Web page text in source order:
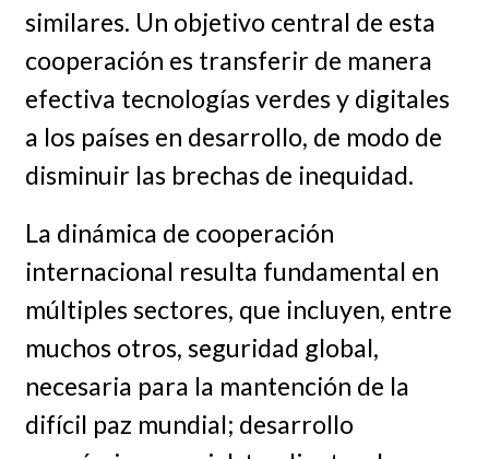
similares. Un objetivo central de esta
cooperación es transferir de manera
efectiva tecnologías verdes y digitales
a los países en desarrollo, de modo de
disminuir las brechas de inequidad.
La dinámica de cooperación
internacional resulta fundamental en
múltiples sectores, que incluyen, entre
muchos otros, seguridad global,
necesaria para la mantención de la
difícil paz mundial; desarrollo